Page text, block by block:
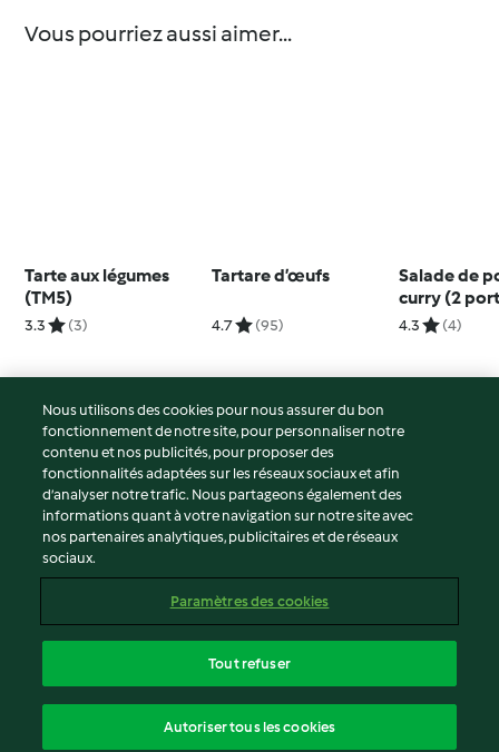
Vous pourriez aussi aimer...
Tarte aux légumes
(TM5)
3.3 (3)
Tartare d’œufs
4.7 (95)
Salade de
curry (2
4.3 (4)
© Copyright 2026
Conditions d'utilisation
Politique de confidentialité
Non-responsabilité
Mentions légales
Contenu du rapport
Déclaration d'accessibilité
Nous utilisons des cookies pour nous assurer du bon
fonctionnement de notre site, pour personnaliser notre
contenu et nos publicités, pour proposer des
fonctionnalités adaptées sur les réseaux sociaux et afin
d’analyser notre trafic. Nous partageons également des
informations quant à votre navigation sur notre site avec
nos partenaires analytiques, publicitaires et de réseaux
sociaux.
Paramètres des cookies
Tout refuser
Autoriser tous les cookies